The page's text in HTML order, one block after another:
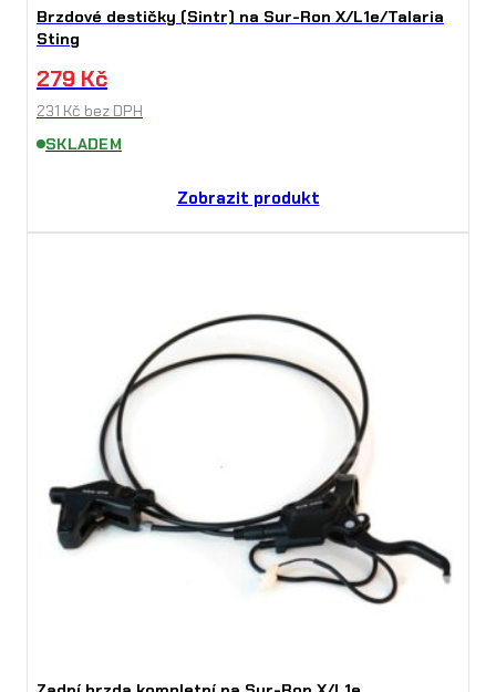
Brzdové destičky (Sintr) na Sur-Ron X/L1e/Talaria
Sting
279 Kč
231 Kč bez DPH
SKLADEM
Zobrazit produkt